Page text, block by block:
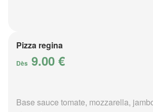
Pizza regina
Dès 9.00 €
Base sauce tomate, mozzarella,